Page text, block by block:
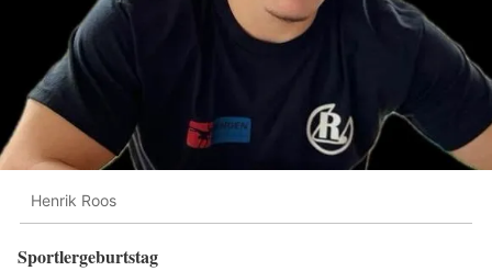
Henrik Roos
Sportlergeburtstag